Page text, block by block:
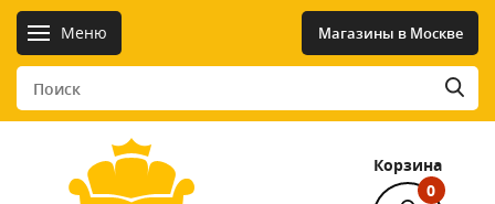
Меню Магазины в Москве
Корзина
0